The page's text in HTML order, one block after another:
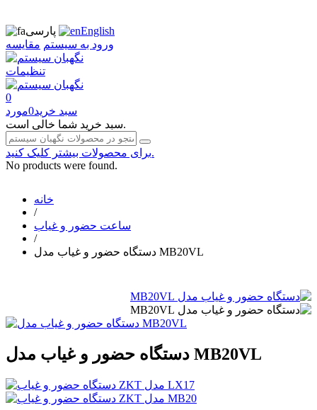
پارسی
English
ورود به سیستم مقایسه
تنظیمات
0
سبد خرید0مورد
سبد خرید شما خالی است.
برای محصولات بیشتر کلیک کنید.
No products were found.
خانه
/
ساعت حضور و غیاب
/
دستگاه حضور و غیاب مدل MB20VL
دستگاه حضور و غیاب مدل MB20VL